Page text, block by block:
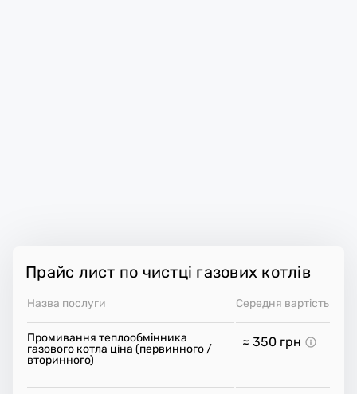
Прайс лист по чистці газових котлів
Назва послуги Середня вартість
Промивання теплообмінника
газового котла ціна (первинного /
вторинного)
≈ 350 грн